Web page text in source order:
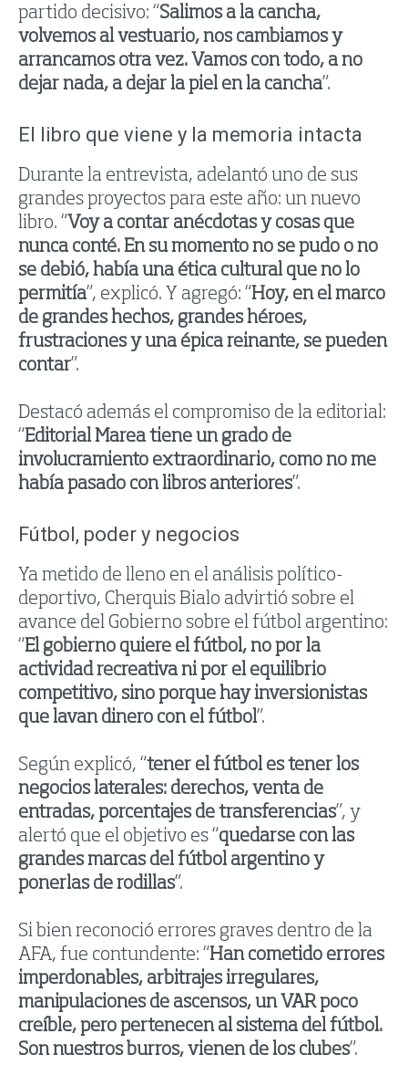
partido decisivo: “Salimos a la cancha,
volvemos al vestuario, nos cambiamos y
arrancamos otra vez. Vamos con todo, a no
dejar nada, a dejar la piel en la cancha”.
El libro que viene y la memoria intacta
Durante la entrevista, adelantó uno de sus
grandes proyectos para este año: un nuevo
libro. “Voy a contar anécdotas y cosas que
nunca conté. En su momento no se pudo o no
se debió, había una ética cultural que no lo
permitía”, explicó. Y agregó: “Hoy, en el marco
de grandes hechos, grandes héroes,
frustraciones y una épica reinante, se pueden
contar”.
Destacó además el compromiso de la editorial:
“Editorial Marea tiene un grado de
involucramiento extraordinario, como no me
había pasado con libros anteriores”.
Fútbol, poder y negocios
Ya metido de lleno en el análisis político-
deportivo, Cherquis Bialo advirtió sobre el
avance del Gobierno sobre el fútbol argentino:
“El gobierno quiere el fútbol, no por la
actividad recreativa ni por el equilibrio
competitivo, sino porque hay inversionistas
que lavan dinero con el fútbol”.
Según explicó, “tener el fútbol es tener los
negocios laterales: derechos, venta de
entradas, porcentajes de transferencias”, y
alertó que el objetivo es “quedarse con las
grandes marcas del fútbol argentino y
ponerlas de rodillas”.
Si bien reconoció errores graves dentro de la
AFA, fue contundente: “Han cometido errores
imperdonables, arbitrajes irregulares,
manipulaciones de ascensos, un VAR poco
creíble, pero pertenecen al sistema del fútbol.
Son nuestros burros, vienen de los clubes”.